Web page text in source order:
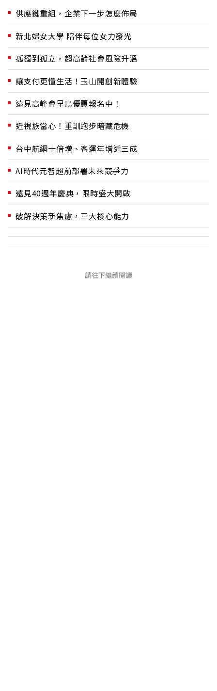
供應鏈重組，企業下一步怎麼佈局
新北婦女大學 陪伴每位女力發光
孤獨到孤立，超高齡社會風險升溫
讓支付更懂生活！玉山開創新體驗
遠見高峰會早鳥優惠報名中！
近視族當心！重訓跑步暗藏危機
台中航網十倍增、客運年增近三成
AI時代元智超前部署未來競爭力
遠見40週年慶典，限時盛大開啟
破解決策新焦慮，三大核心能力
請往下繼續閱讀